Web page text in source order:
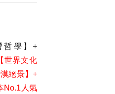
哲學】+
世界文化
絕景】+
No.1人氣